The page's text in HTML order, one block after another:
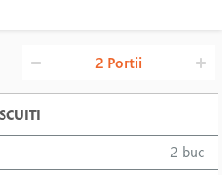
2 Portii
2 buc